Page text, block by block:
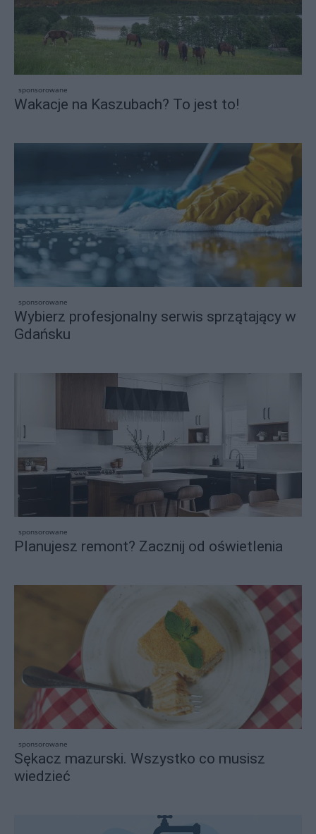
sponsorowane
Wakacje na Kaszubach? To jest to!
sponsorowane
Wybierz profesjonalny serwis sprzątający w
Gdańsku
sponsorowane
Planujesz remont? Zacznij od oświetlenia
sponsorowane
Sękacz mazurski. Wszystko co musisz
wiedzieć